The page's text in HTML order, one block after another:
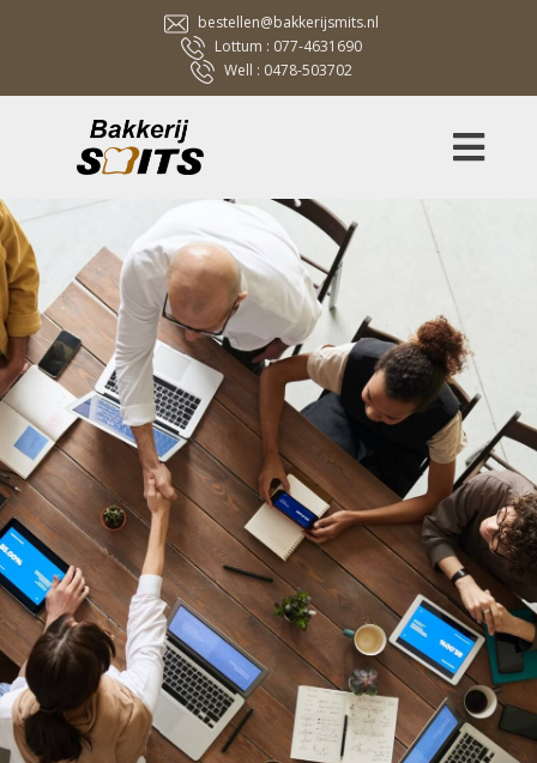
bestellen@bakkerijsmits.nl
Lottum : 077-4631690
Well : 0478-503702